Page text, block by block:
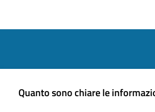
Quanto sono chiare le